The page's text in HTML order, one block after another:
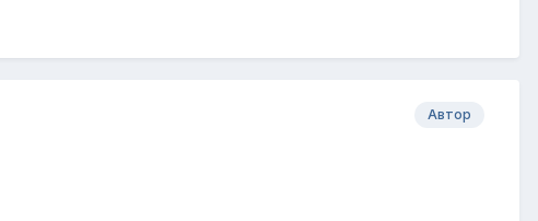
Автор